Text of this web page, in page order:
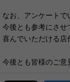
なお、アンケート
今後とも参考にさせ
喜んでいただける店
今後とも皆様のご意